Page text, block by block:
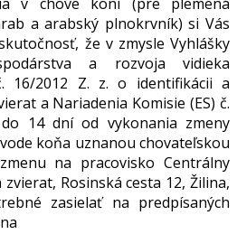
v chove koní (pre plemená
a arabský plnokrvník) si Vás
že v zmysle Vyhlášky
a rozvoja vidieka
16/2012 Z. z. o identifikácii a
a Nariadenia Komisie (ES) č.
14 dní od vykonania zmeny
koňa uznanou chovateľskou
na pracovisko Centrálny
Rosinská cesta 12, Žilina,
zasielať na predpísaných